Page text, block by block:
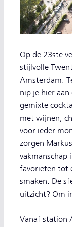
Op de 23ste
stijlvolle
Amsterdam.
nip je hier
gemixte
met wijnen,
voor ieder
zorgen
vakmanschap
favorieten tot
smaken. De
uitzicht? Om
Vanaf station